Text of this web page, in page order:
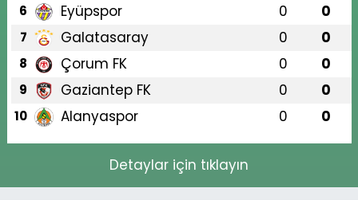
6 Eyüpspor 0 0
7 Galatasaray 0 0
8 Çorum FK 0 0
9 Gaziantep FK 0 0
10 Alanyaspor 0 0
Detaylar için tıklayın